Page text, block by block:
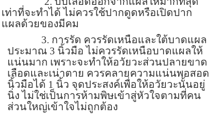
เท่าที่จะทำได้ ไม่ควรใช้ปากดูดหรือเปิดปาก
แผลด้วยของมีคม
3. การรัด ควรรัดเหนือและใต้บาดแผล
ประมาณ 3 นิ้วมือ ไม่ควรรัดเหนือบาดแผลให้
แน่นมาก เพราะจะทำให้อวัยวะส่วนปลายขาด
เลือดและเน่าตาย ควรคลายความแน่นพอสอด
นิ้วมือได้ 1 นิ้ว จุดประสงค์เพื่อให้อวัยวะนั้นอยู่
นิ่ง ไม่ใช่เป็นการห้ามพิษเข้าสู่หัวใจตามที่คน
ส่วนใหญ่เข้าใจไม่ถูกต้อง